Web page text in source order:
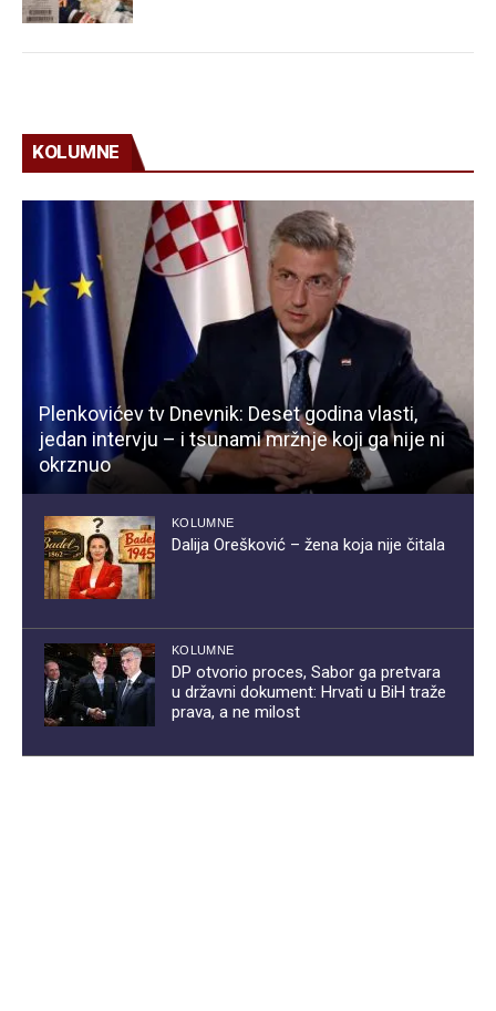
KOLUMNE
Plenkovićev tv Dnevnik: Deset godina vlasti,
jedan intervju – i tsunami mržnje koji ga nije ni
okrznuo
KOLUMNE
Dalija Orešković – žena koja nije čitala
KOLUMNE
DP otvorio proces, Sabor ga pretvara
u državni dokument: Hrvati u BiH traže
prava, a ne milost